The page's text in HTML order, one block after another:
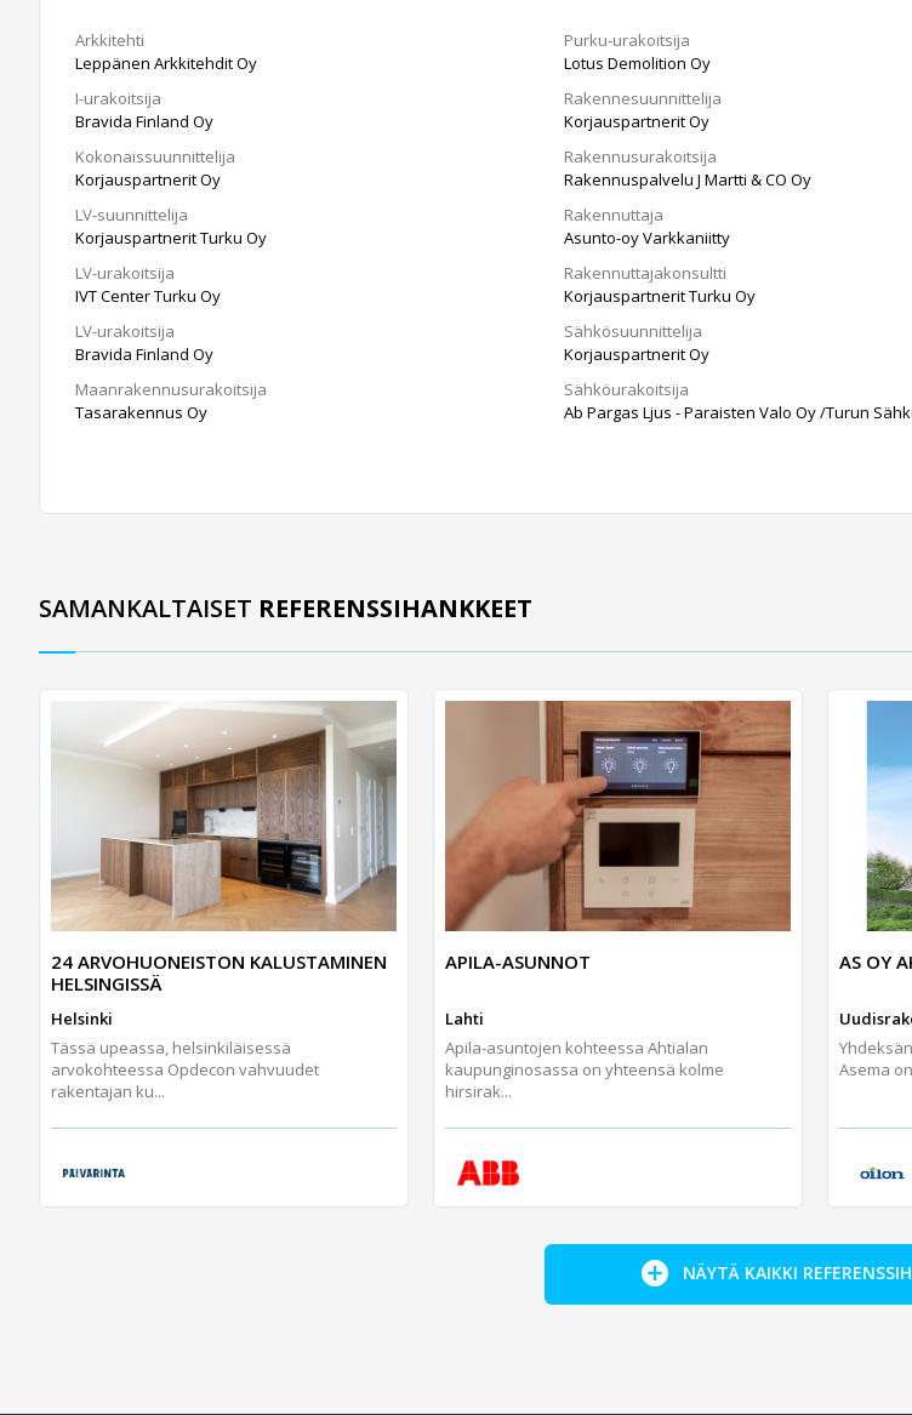
Arkkitehti
Leppänen Arkkitehdit Oy
I-urakoitsija
Bravida Finland Oy
Kokonaissuunnittelija
Korjauspartnerit Oy
LV-suunnittelija
Korjauspartnerit Turku Oy
LV-urakoitsija
IVT Center Turku Oy
LV-urakoitsija
Bravida Finland Oy
Maanrakennusurakoitsija
Tasarakennus Oy
Purku-urakoitsija
Lotus Demolition Oy
Rakennesuunnittelija
Korjauspartnerit Oy
Rakennusurakoitsija
Rakennuspalvelu J Martti & CO Oy
Rakennuttaja
Asunto-oy Varkkaniitty
Rakennuttajakonsultti
Korjauspartnerit Turku Oy
Sähkösuunnittelija
Korjauspartnerit Oy
Sähköurakoitsija
Ab Pargas Ljus - Paraisten Valo Oy /Turun
SAMANKALTAISET REFERENSSIHANKKEET
24 ARVOHUONEISTON KALUSTAMINEN
HELSINGISSÄ
Helsinki
Tässä upeassa, helsinkiläisessä
arvokohteessa Opdecon vahvuudet
rakentajan ku...
APILA-ASUNNOT
Lahti
Apila-asuntojen kohteessa Ahtialan
kaupunginosassa on yhteensä kolme
hirsirak...
AS OY
Asema
NÄYTÄ KAIKKI